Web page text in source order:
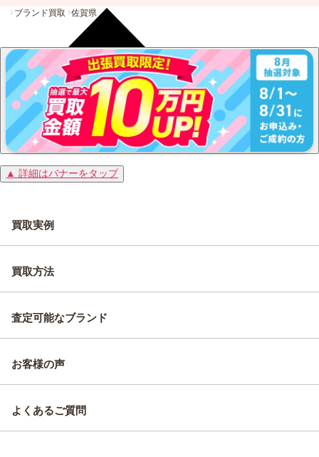
ブランド買取 佐賀県
▲ 詳細はバナーをタップ
買取実例
買取方法
査定可能なブランド
お客様の声
よくあるご質問